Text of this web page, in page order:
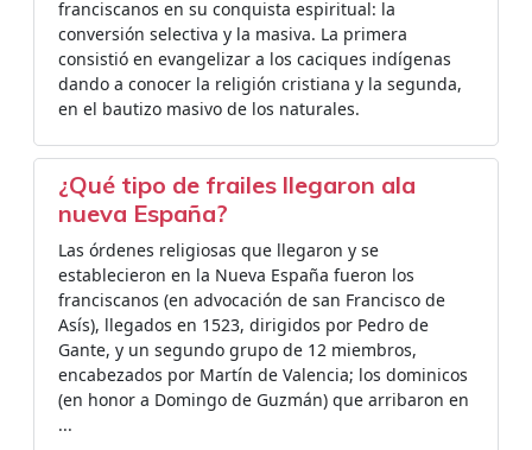
franciscanos en su conquista espiritual: la
conversión selectiva y la masiva. La primera
consistió en evangelizar a los caciques indígenas
dando a conocer la religión cristiana y la segunda,
en el bautizo masivo de los naturales.
¿Qué tipo de frailes llegaron ala
nueva España?
Las órdenes religiosas que llegaron y se
establecieron en la Nueva España fueron los
franciscanos (en advocación de san Francisco de
Asís), llegados en 1523, dirigidos por Pedro de
Gante, y un segundo grupo de 12 miembros,
encabezados por Martín de Valencia; los dominicos
(en honor a Domingo de Guzmán) que arribaron en
...